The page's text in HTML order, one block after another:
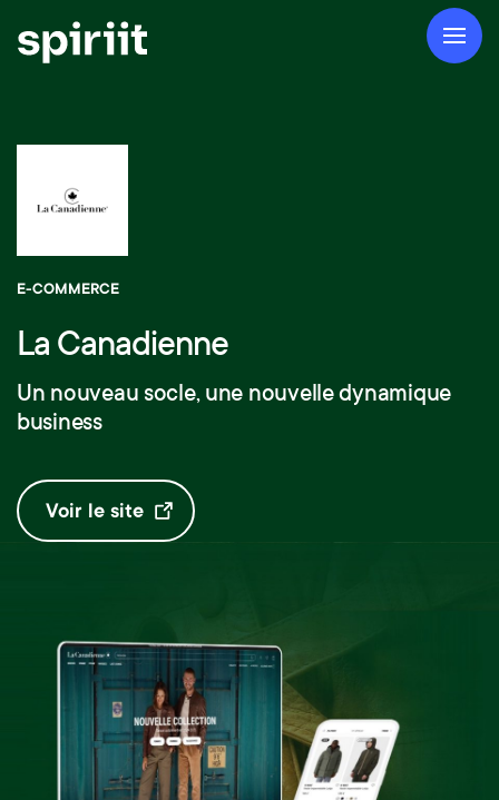
E-COMMERCE
La Canadienne
Un nouveau socle, une nouvelle dynamique
business
Voir le site